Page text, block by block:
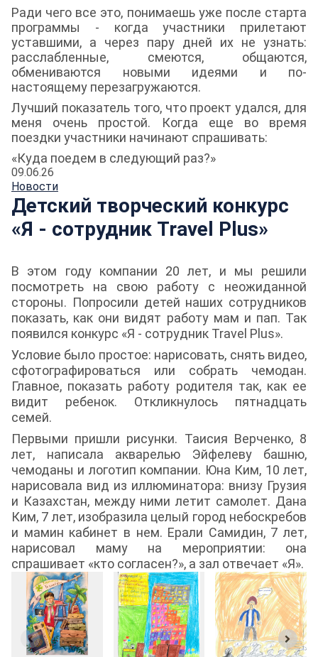
Ради чего все это, понимаешь уже после старта
программы - когда участники прилетают
уставшими, а через пару дней их не узнать:
расслабленные, смеются, общаются,
обмениваются новыми идеями и по-
настоящему перезагружаются.
Лучший показатель того, что проект удался, для
меня очень простой. Когда еще во время
поездки участники начинают спрашивать:
«Куда поедем в следующий раз?»
09.06.26
Новости
Детский творческий конкурс
«Я - сотрудник Travel Plus»
В этом году компании 20 лет, и мы решили
посмотреть на свою работу с неожиданной
стороны. Попросили детей наших сотрудников
показать, как они видят работу мам и пап. Так
появился конкурс «Я - сотрудник Travel Plus».
Условие было простое: нарисовать, снять видео,
сфотографироваться или собрать чемодан.
Главное, показать работу родителя так, как ее
видит ребенок. Откликнулось пятнадцать
семей.
Первыми пришли рисунки. Таисия Верченко, 8
лет, написала акварелью Эйфелеву башню,
чемоданы и логотип компании. Юна Ким, 10 лет,
нарисовала вид из иллюминатора: внизу Грузия
и Казахстан, между ними летит самолет. Дана
Ким, 7 лет, изобразила целый город небоскребов
и мамин кабинет в нем. Ерали Самидин, 7 лет,
нарисовал маму на мероприятии: она
спрашивает «кто согласен?», а зал отвечает «Я».